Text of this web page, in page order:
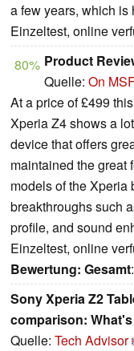
a few years, which is
Einzeltest, online
80% Product
Quelle: On
At a price of £499
Xperia Z4 shows a
device that offers
maintained the great
models of the Xperia
breakthroughs such
profile, and sound
Einzeltest, online
Bewertung: Gesamt
Sony Xperia Z2
comparison:
Quelle: Tech Advisor